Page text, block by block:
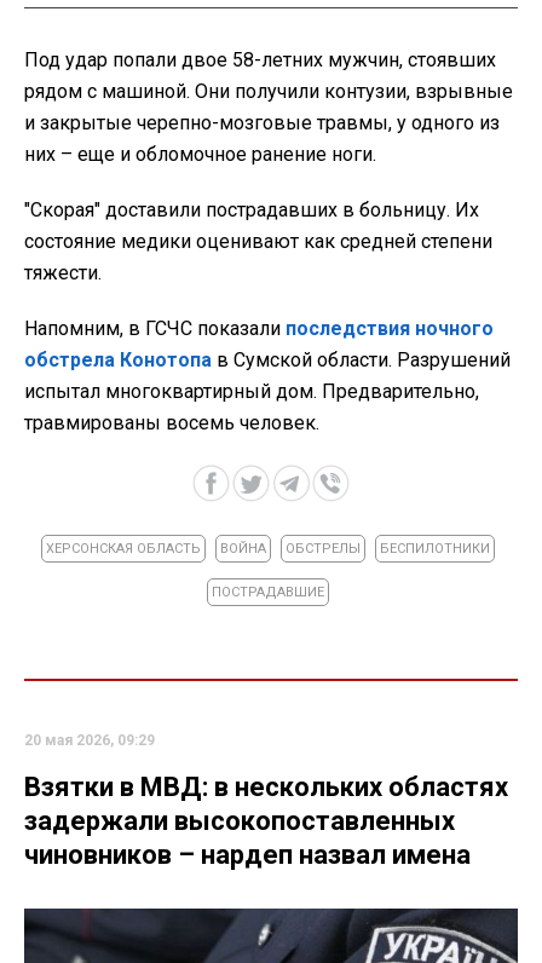
Под удар попали двое 58-летних мужчин, стоявших
рядом с машиной. Они получили контузии, взрывные
и закрытые черепно-мозговые травмы, у одного из
них – еще и обломочное ранение ноги.
"Скорая" доставили пострадавших в больницу. Их
состояние медики оценивают как средней степени
тяжести.
Напомним, в ГСЧС показали последствия ночного
обстрела Конотопа в Сумской области. Разрушений
испытал многоквартирный дом. Предварительно,
травмированы восемь человек.
ХЕРСОНСКАЯ ОБЛАСТЬ ВОЙНА ОБСТРЕЛЫ БЕСПИЛОТНИКИ
ПОСТРАДАВШИЕ
20 мая 2026, 09:29
Взятки в МВД: в нескольких областях
задержали высокопоставленных
чиновников – нардеп назвал имена